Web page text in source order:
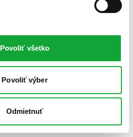
Povoliť všetko
Povoliť výber
Odmietnuť